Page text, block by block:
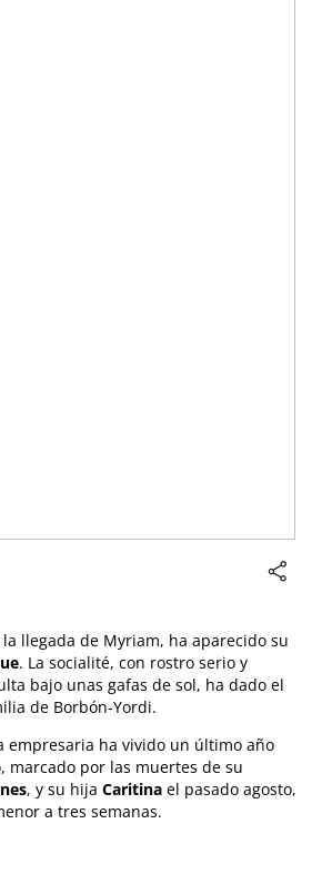
llegada de Myriam, ha aparecido su
. La socialité, con rostro serio y
bajo unas gafas de sol, ha dado el
de Borbón-Yordi.
empresaria ha vivido un último año
marcado por las muertes de su
, y su hija Caritina el pasado agosto,
a tres semanas.